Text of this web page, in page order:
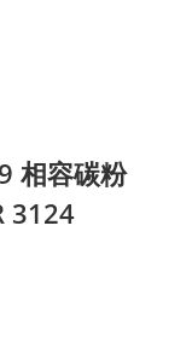
相容碳粉
3124